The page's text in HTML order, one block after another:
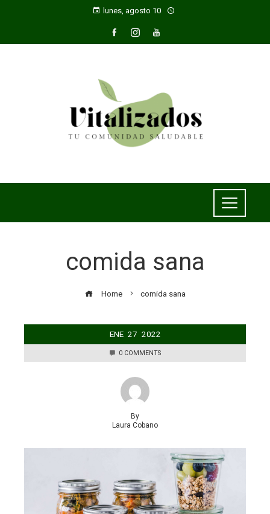
lunes, agosto 10
comida sana
Home comida sana
ENE 27 2022
0 COMMENTS
By
Laura Cobano